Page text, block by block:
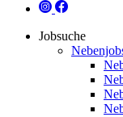
Jobsuche